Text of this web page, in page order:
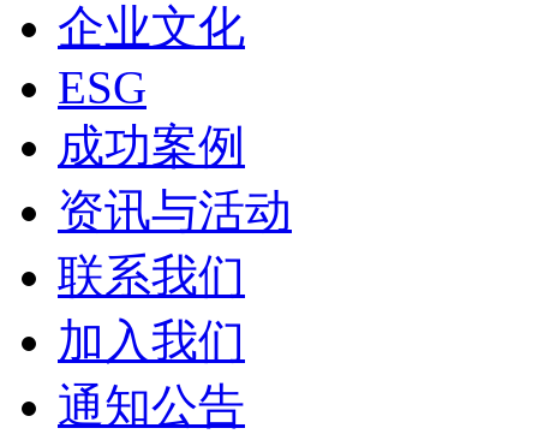
企业文化
ESG
成功案例
资讯与活动
联系我们
加入我们
通知公告